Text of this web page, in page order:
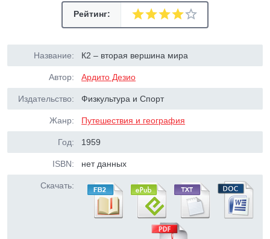
Рейтинг:
Название: К2 – вторая вершина мира
Автор: Ардито Дезио
Издательство: Физкультура и Спорт
Жанр: Путешествия и география
Год: 1959
ISBN: нет данных
Скачать: